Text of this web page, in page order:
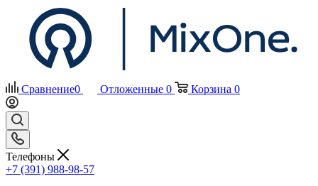
Сравнение0 Отложенные 0 Корзина 0
Телефоны
+7 (391) 988-98-57